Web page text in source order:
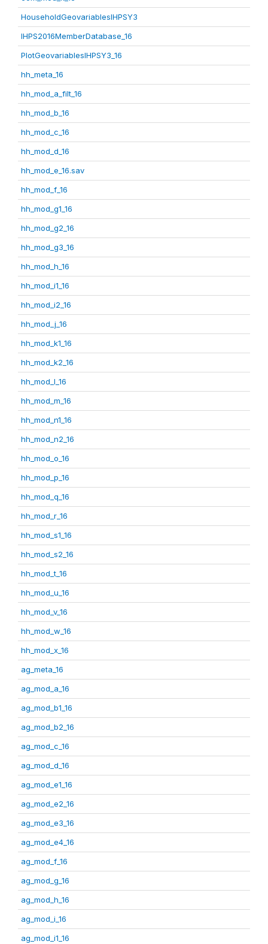
HouseholdGeovariablesIHPSY3
IHPS2016MemberDatabase_16
PlotGeovariablesIHPSY3_16
hh_meta_16
hh_mod_a_filt_16
hh_mod_b_16
hh_mod_c_16
hh_mod_d_16
hh_mod_e_16.sav
hh_mod_f_16
hh_mod_g1_16
hh_mod_g2_16
hh_mod_g3_16
hh_mod_h_16
hh_mod_i1_16
hh_mod_i2_16
hh_mod_j_16
hh_mod_k1_16
hh_mod_k2_16
hh_mod_l_16
hh_mod_m_16
hh_mod_n1_16
hh_mod_n2_16
hh_mod_o_16
hh_mod_p_16
hh_mod_q_16
hh_mod_r_16
hh_mod_s1_16
hh_mod_s2_16
hh_mod_t_16
hh_mod_u_16
hh_mod_v_16
hh_mod_w_16
hh_mod_x_16
ag_meta_16
ag_mod_a_16
ag_mod_b1_16
ag_mod_b2_16
ag_mod_c_16
ag_mod_d_16
ag_mod_e1_16
ag_mod_e2_16
ag_mod_e3_16
ag_mod_e4_16
ag_mod_f_16
ag_mod_g_16
ag_mod_h_16
ag_mod_i_16
ag_mod_i1_16